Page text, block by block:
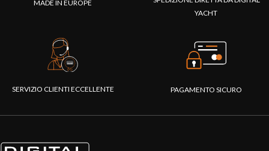
MADE IN EUROPE
YACHT
SERVIZIO CLIENTI ECCELLENTE PAGAMENTO SICURO